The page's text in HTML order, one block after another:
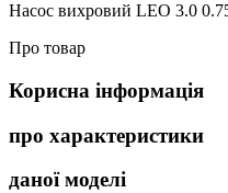
Насос вихровий LEO 3.0
Про товар
Корисна інформація
про характеристики
даної моделі